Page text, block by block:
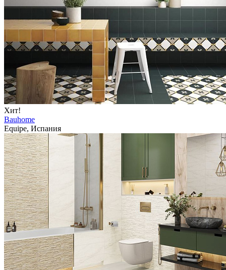
Хит!
Bauhome
Equipe, Испания